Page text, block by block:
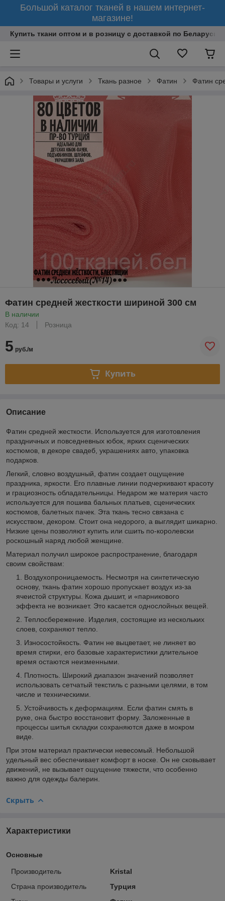
Большой каталог тканей в нашем интернет-
магазине!
Купить ткани оптом и в розницу с доставкой по Беларуси
Товары и услуги Ткань разное Фатин Фатин
Фатин средней жесткости шириной 300 см
В наличии
Код: 14
Розница
5 руб./м
Купить
Описание
Фатин средней жесткости. Используется для изготовления
праздничных и повседневных юбок, ярких сценических
костюмов, в декоре свадеб, украшениях авто, упаковка
подарков.
Легкий, словно воздушный, фатин создает ощущение
праздника, яркости. Его плавные линии подчеркивают красоту
и грациозность обладательницы. Недаром же материя часто
используется для пошива бальных платьев, сценических
костюмов, балетных пачек. Эта ткань тесно связана с
искусством, декором. Стоит она недорого, а выглядит шикарно.
Низкие цены позволяют купить или сшить по-королевски
роскошный наряд любой женщине.
Материал получил широкое распространение, благодаря
своим свойствам:
Воздухопроницаемость. Несмотря на синтетическую
основу, ткань фатин хорошо пропускает воздух из-за
ячеистой структуры. Кожа дышит, и «парникового
эффекта не возникает. Это касается однослойных вещей.
Теплосбережение. Изделия, состоящие из нескольких
слоев, сохраняют тепло.
Износостойкость. Фатин не выцветает, не линяет во
время стирки, его базовые характеристики длительное
время остаются неизменными.
Плотность. Широкий диапазон значений позволяет
использовать сетчатый текстиль с разными целями, в том
числе и техническими.
Устойчивость к деформациям. Если фатин смять в
руке, она быстро восстановит форму. Заложенные в
процессы шитья складки сохраняются даже в мокром
виде.
При этом материал практически невесомый. Небольшой
удельный вес обеспечивает комфорт в носке. Он не сковывает
движений, не вызывает ощущение тяжести, что особенно
важно для одежды балерин.
Скрыть
Характеристики
Основные
Производитель
Kristal
Страна производитель
Турция